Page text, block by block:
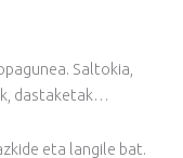
Saltokia,
dastaketak…
eta langile bat.